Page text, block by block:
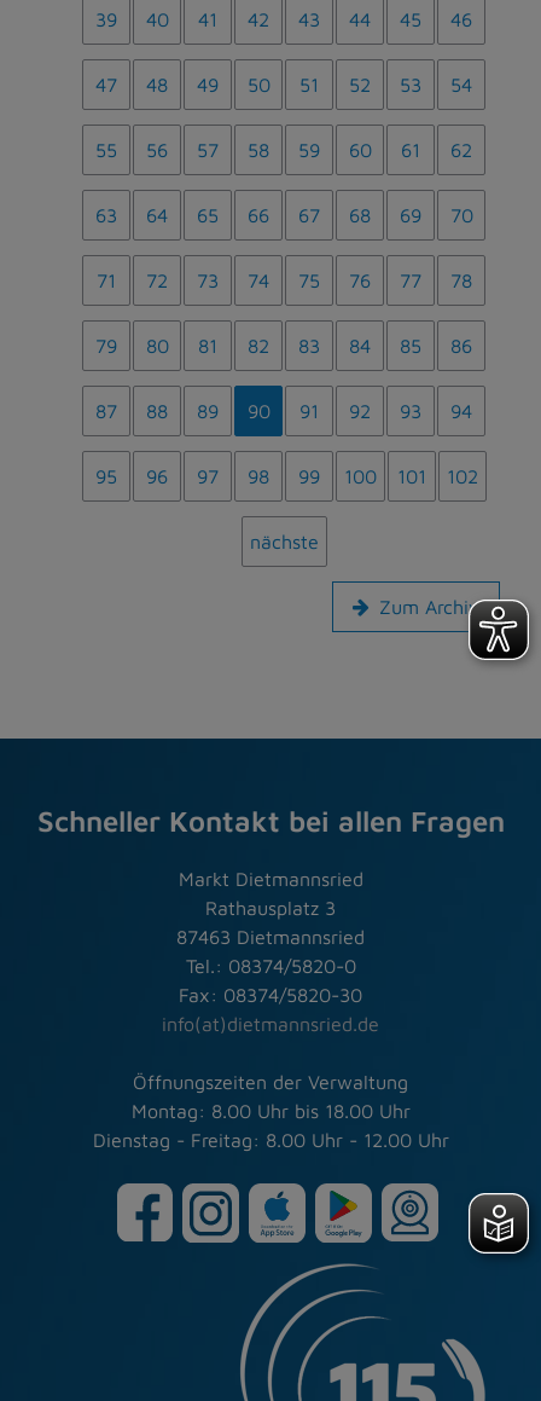
39 40 41 42 43 44 45 46
47 48 49 50 51 52 53 54
55 56 57 58 59 60 61 62
63 64 65 66 67 68 69 70
71 72 73 74 75 76 77 78
79 80 81 82 83 84 85 86
87 88 89 90 91 92 93 94
95 96 97 98 99 100 101 102
nächste
Zum Archiv
Schneller Kontakt bei allen Fragen
Markt Dietmannsried
Rathausplatz 3
87463 Dietmannsried
Tel.: 08374/5820-0
Fax: 08374/5820-30
info(at)dietmannsried.de
Öffnungszeiten der Verwaltung
Montag: 8.00 Uhr bis 18.00 Uhr
Dienstag - Freitag: 8.00 Uhr - 12.00 Uhr